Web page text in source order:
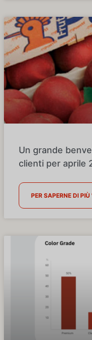
Un grande
clienti per aprile
PER SAPERNE DI PIÙ